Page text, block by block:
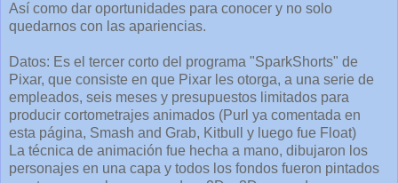
Así como dar oportunidades para conocer y no solo
quedarnos con las apariencias.
Datos: Es el tercer corto del programa "SparkShorts" de
Pixar, que consiste en que Pixar les otorga, a una serie de
empleados, seis meses y presupuestos limitados para
producir cortometrajes animados (Purl ya comentada en
esta página, Smash and Grab, Kitbull y luego fue Float)
La técnica de animación fue hecha a mano, dibujaron los
personajes en una capa y todos los fondos fueron pintados